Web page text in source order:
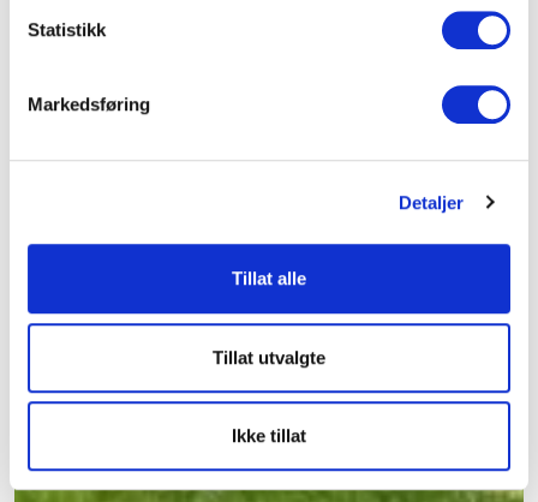
Statistikk
Markedsføring
Detaljer
Tillat alle
Tillat utvalgte
Ikke tillat